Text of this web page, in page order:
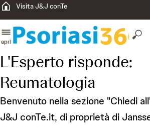
Visita J&J conTe
apri
L'Esperto risponde:
Reumatologia
Benvenuto nella sezione "Chiedi
J&J conTe.it, di proprietà di